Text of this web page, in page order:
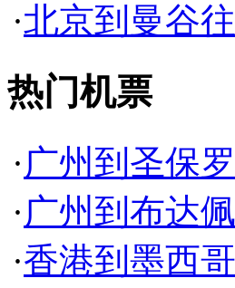
·北京到曼谷
热门机票
·广州到圣保
·广州到布达
·香港到墨西